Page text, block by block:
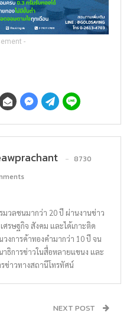
-
8730
มวลชนมากว่า 20 ปี ผ่านงานข่าว
ศรษฐกิจ สังคม และได้เกาะติด
วงการค้าทองคำมากว่า 10 ปี จน
าธิการข่าวในสื่อหลายแขนง และ
รข่าวทางสถานีโทรทัศน์
NEXT POST